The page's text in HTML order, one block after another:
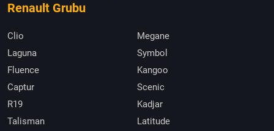
Renault Grubu
Clio
Megane
Laguna
Symbol
Fluence
Kangoo
Captur
Scenic
R19
Kadjar
Talisman
Latitude